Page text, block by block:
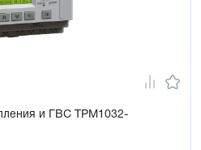
и ГВС ТРМ1032-